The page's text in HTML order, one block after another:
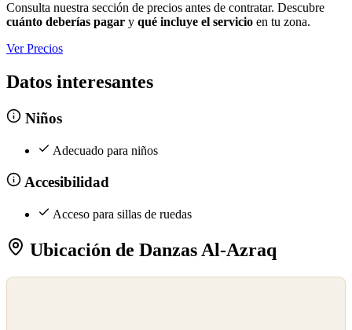
Consulta nuestra sección de precios antes de contratar. Descubre
cuánto deberías pagar y qué incluye el servicio en tu zona.
Ver Precios
Datos interesantes
Niños
Adecuado para niños
Accesibilidad
Acceso para sillas de ruedas
Ubicación de Danzas Al-Azraq